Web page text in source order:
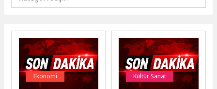
Ekonomi Kültür Sanat